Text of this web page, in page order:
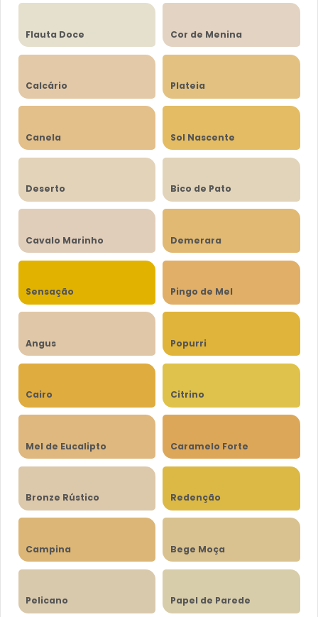
Flauta Doce Cor de Menina
Calcário Plateia
Canela Sol Nascente
Deserto Bico de Pato
Cavalo Marinho Demerara
Sensação Pingo de Mel
Angus Popurri
Cairo Citrino
Mel de Eucalipto Caramelo Forte
Bronze Rústico Redenção
Campina Bege Moça
Pelicano Papel de Parede